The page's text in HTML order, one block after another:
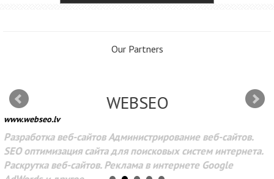
Our Partners
WEBSEO
www.webseo.lv
Разработка веб-сайтов Администрирование веб-сайтов.
SEO оптимизация сайта для поисковых систем интернета.
Раскрутка веб-сайтов. Реклама в интернете Google